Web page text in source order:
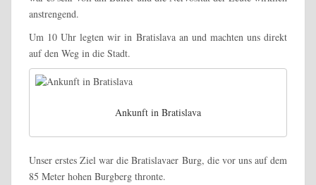
anstrengend.
Um 10 Uhr legten wir in Bratislava an und machten uns direkt
auf den Weg in die Stadt.
Ankunft in Bratislava
Unser erstes Ziel war die Bratislavaer Burg, die vor uns auf dem
85 Meter hohen Burgberg thronte.